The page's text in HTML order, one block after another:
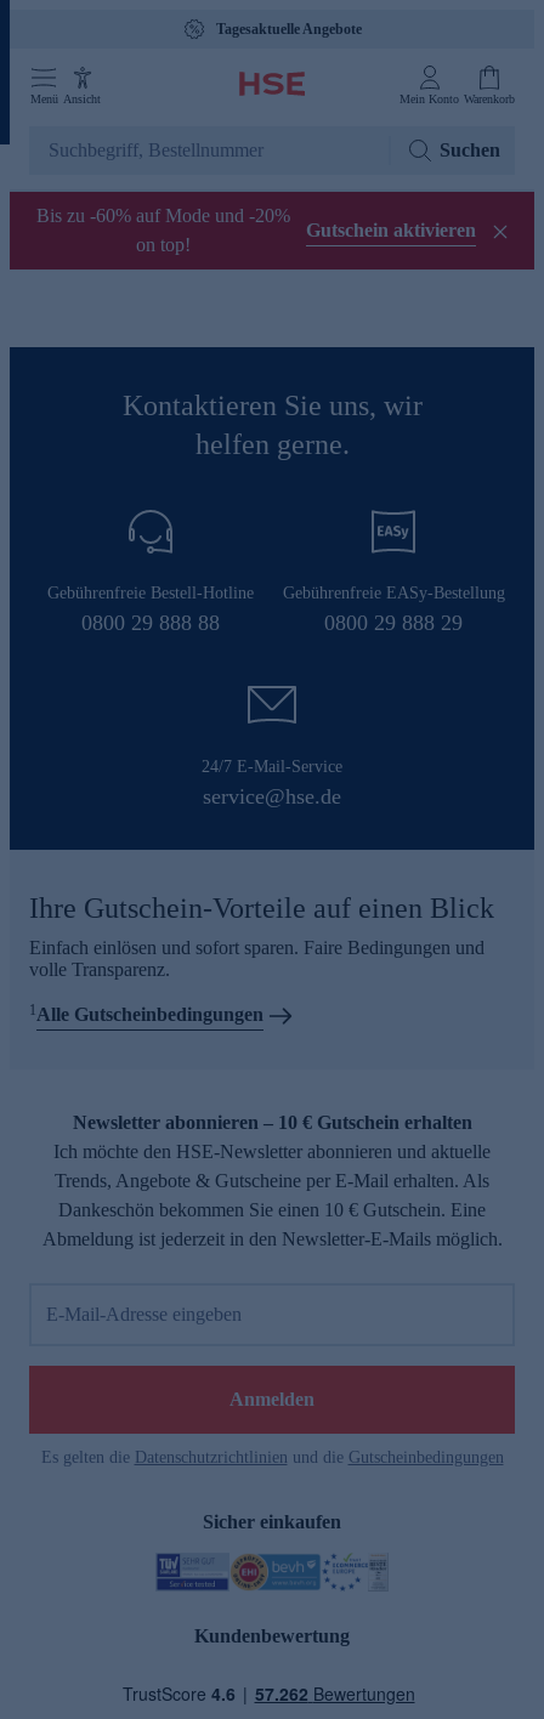
Tagesaktuelle Angebote
Menü Ansicht Mein Konto Warenkorb
Suchen
Bis zu -60% auf Mode und -20%
on top!
Gutschein aktivieren
Kontaktieren Sie uns, wir
helfen gerne.
Gebührenfreie Bestell-Hotline
0800 29 888 88
Gebührenfreie EASy-Bestellung
0800 29 888 29
24/7 E-Mail-Service
service@hse.de
Ihre Gutschein-Vorteile auf einen Blick
Einfach einlösen und sofort sparen. Faire Bedingungen und
volle Transparenz.
1Alle Gutscheinbedingungen
Newsletter abonnieren – 10 € Gutschein erhalten
Ich möchte den HSE-Newsletter abonnieren und aktuelle
Trends, Angebote & Gutscheine per E-Mail erhalten. Als
Dankeschön bekommen Sie einen 10 € Gutschein. Eine
Abmeldung ist jederzeit in den Newsletter-E-Mails möglich.
E-Mail-Adresse eingeben
Anmelden
Es gelten die Datenschutzrichtlinien und die Gutscheinbedingungen
Sicher einkaufen
Kundenbewertung